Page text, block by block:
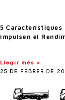
5 Característiques
impulsen el
Llegir més >
25 DE FEBRER DE